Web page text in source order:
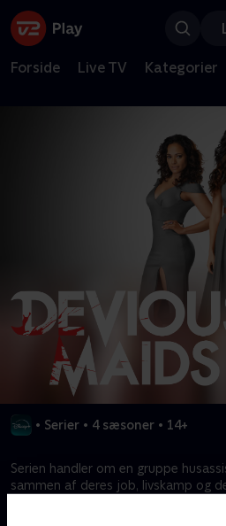
Forside Live TV Kategorier
• Serier • 4 sæsoner • 14+
Serien handler om en gruppe
sammen af deres job, livskamp og